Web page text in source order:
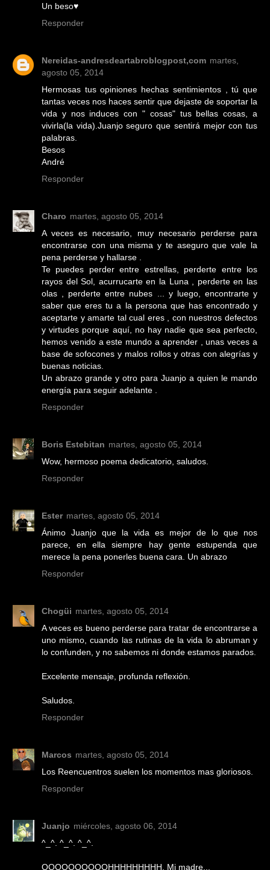
Un beso♥
Responder
Nereidas-andresdeartabroblogpost,com martes,
agosto 05, 2014
Hermosas tus opiniones hechas sentimientos , tú que
tantas veces nos haces sentir que dejaste de soportar la
vida y nos induces con " cosas" tus bellas cosas, a
vivirla(la vida).Juanjo seguro que sentirá mejor con tus
palabras.
Besos
André
Responder
Charo martes, agosto 05, 2014
A veces es necesario, muy necesario perderse para
encontrarse con una misma y te aseguro que vale la
pena perderse y hallarse .
Te puedes perder entre estrellas, perderte entre los
rayos del Sol, acurrucarte en la Luna , perderte en las
olas , perderte entre nubes ... y luego, encontrarte y
saber que eres tu a la persona que has encontrado y
aceptarte y amarte tal cual eres , con nuestros defectos
y virtudes porque aquí, no hay nadie que sea perfecto,
hemos venido a este mundo a aprender , unas veces a
base de sofocones y malos rollos y otras con alegrías y
buenas noticias.
Un abrazo grande y otro para Juanjo a quien le mando
energía para seguir adelante .
Responder
Boris Estebitan martes, agosto 05, 2014
Wow, hermoso poema dedicatorio, saludos.
Responder
Ester martes, agosto 05, 2014
Ánimo Juanjo que la vida es mejor de lo que nos
parece, en ella siempre hay gente estupenda que
merece la pena ponerles buena cara. Un abrazo
Responder
Chogüi martes, agosto 05, 2014
A veces es bueno perderse para tratar de encontrarse a
uno mismo, cuando las rutinas de la vida lo abruman y
lo confunden, y no sabemos ni donde estamos parados.
Excelente mensaje, profunda reflexión.
Saludos.
Responder
Marcos martes, agosto 05, 2014
Los Reencuentros suelen los momentos mas gloriosos.
Responder
Juanjo miércoles, agosto 06, 2014
^_^. ^_^. ^_^.
OOOOOOOOOOHHHHHHHHH. Mi madre...